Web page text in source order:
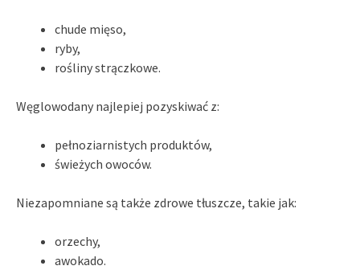
chude mięso,
ryby,
rośliny strączkowe.
Węglowodany najlepiej pozyskiwać z:
pełnoziarnistych produktów,
świeżych owoców.
Niezapomniane są także zdrowe tłuszcze, takie jak:
orzechy,
awokado.